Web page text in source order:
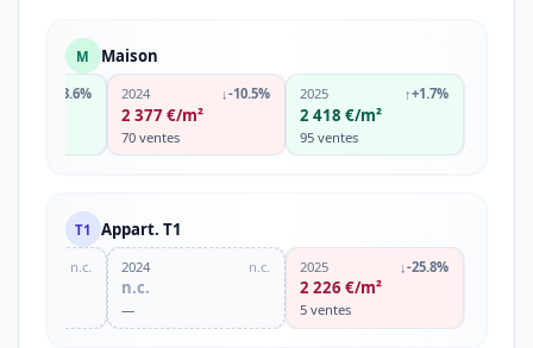
M Maison
+3.6% 2024 ↓-10.5%
2 377 €/m²
70 ventes
2025 ↑+1.7%
2 418 €/m²
95 ventes
T1 Appart. T1
n.c. 2024 n.c.
n.c.
—
2025 ↓-25.8%
2 226 €/m²
5 ventes